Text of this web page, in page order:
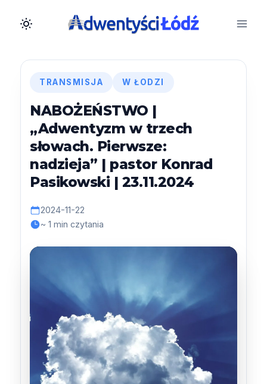
TRANSMISJA W ŁODZI
NABOŻEŃSTWO |
„Adwentyzm w trzech
słowach. Pierwsze:
nadzieja” | pastor Konrad
Pasikowski | 23.11.2024
2024-11-22
~ 1 min czytania